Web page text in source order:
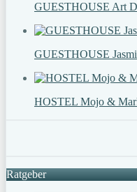
GUESTHOUSE Art
GUESTHOUSE
HOSTEL Mojo &
Ratgeber